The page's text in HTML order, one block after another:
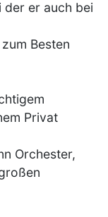
der er auch bei
Besten
Privat
Orchester,